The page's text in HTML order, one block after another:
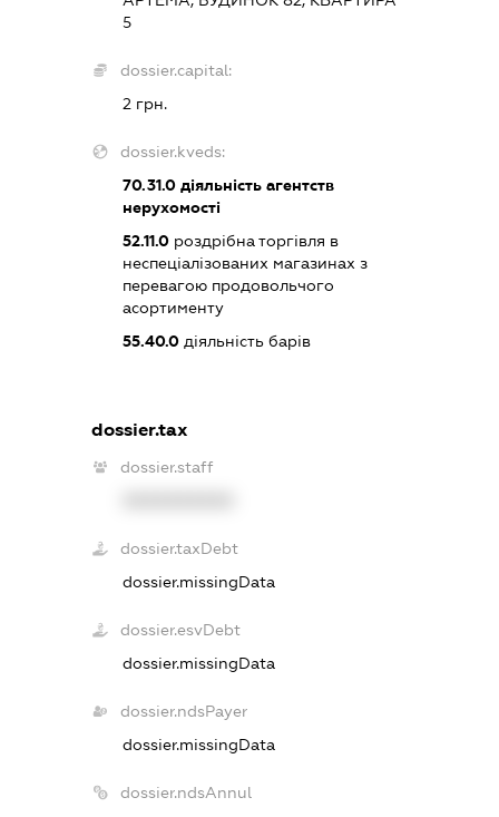
5
dossier.capital:
2 грн.
dossier.kveds:
70.31.0 діяльність агентств
нерухомості
52.11.0 роздрібна торгівля в
неспеціалізованих магазинах з
перевагою продовольчого
асортименту
55.40.0 діяльність барів
dossier.tax
dossier.staff
dossier.taxDebt
dossier.missingData
dossier.esvDebt
dossier.missingData
dossier.ndsPayer
dossier.missingData
dossier.ndsAnnul